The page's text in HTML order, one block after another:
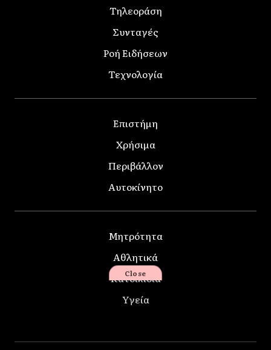
Τηλεοράση
Συνταγές
Ροή Ειδήσεων
Τεχνολογία
Επιστήμη
Χρήσιμα
Περιβάλλον
Αυτοκίνητο
Μητρότητα
Αθλητικά
Κατοικίδια
Υγεία
Close